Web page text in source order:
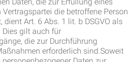
Vertragspartei die betroffene Person
dient Art. 6 Abs. 1 lit. b DSGVO als
Dies gilt auch für
die zur Durchführung
erforderlich sind.Soweit